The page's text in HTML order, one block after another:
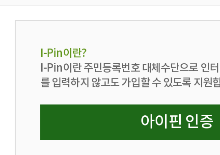
I-Pin이란?
I-Pin이란 주민등록번호 대체수단으로 인
를 입력하지 않고도 가입할 수 있도록 지원
아이핀 인증